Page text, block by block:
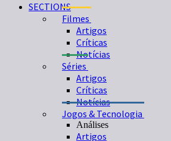
SECTIONS
Filmes
Artigos
Críticas
Notícias
Séries
Artigos
Críticas
Notícias
Jogos & Tecnologia
Análises
Artigos